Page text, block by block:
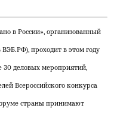
в России», организованный
проходит в этом году
30 деловых мероприятий,
Всероссийского конкурса
страны принимают